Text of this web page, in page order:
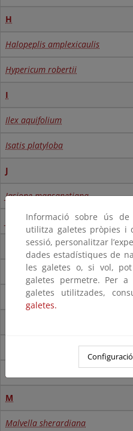
H
Halopeplis amplexicaulis
Hypericum robertii
I
Ilex aquifolium
Isatis platyloba
J
Jasione mansanetiana
Juniperus thurifera
Koeleria dasyphylla
M
Malvella sherardiana
Informació sobre ús
utilitza galetes pròpies i
sessió, personalitzar
dades estadístiques de
les galetes o, si vol,
galetes permetre. Per
galetes utilitzades,
galetes.